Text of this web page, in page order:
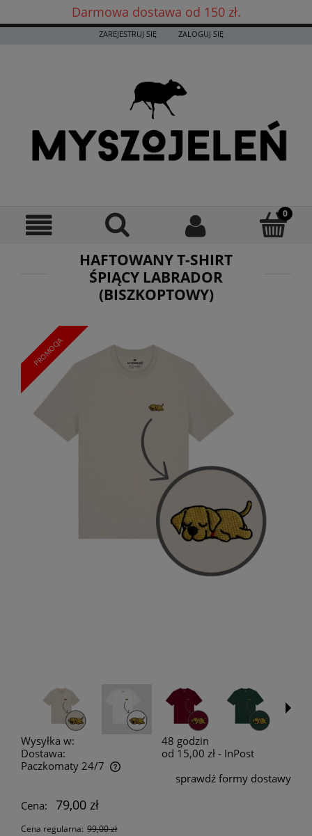
Darmowa dostawa od 150 zł.
Darmowa dostawa już od 150 zł! ✨
ZAREJESTRUJ SIĘ ZALOGUJ SIĘ
HAFTOWANY T-SHIRT
ŚPIĄCY LABRADOR
(BISZKOPTOWY)
PROMOCJA
Wysyłka w:
48 godzin
Dostawa:
od 15,00 zł - InPost
Paczkomaty 24/7
Cena nie zawiera ewentualnych kosztów płatności
sprawdź formy dostawy
Cena:
79,00 zł
Cena regularna: 99,00 zł